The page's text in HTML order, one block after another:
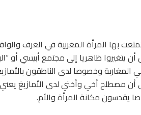
بها المرأة المغربية في العرف
يتغيروا ظاهريا إلى مجتمع أبيسي أو
المغاربة وخصوصا لدى الناطقون
أن مصطلح أخي وأختي لدى الأمازيغ
يقدسون مكانة المرأة والأم.